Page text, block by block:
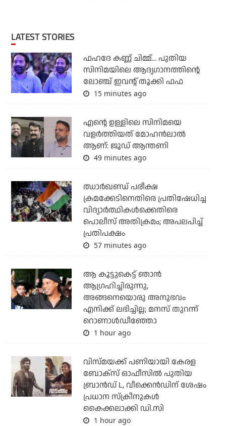
LATEST STORIES
ഫഹദേ കണ്ണ് ചിമ്മ്... പുതിയ
സിനിമയിലെ ആദ്യഗാനത്തിന്റെ
ലോഞ്ച് ഇവന്റ് തൂക്കി ഫഫ
15 minutes ago
എന്റെ ഉള്ളിലെ സിനിമയെ
വളർത്തിയത് മോഹൻലാൽ
ആണ്: ജൂഡ് ആന്തണി
49 minutes ago
ഝാര്‍ഖണ്ഡ് പരീക്ഷ
ക്രമക്കേടിനെതിരെ പ്രതിഷേധിച്ച
വിദ്യാര്‍ത്ഥികള്‍ക്കെതിരെ
പൊലീസ് അതിക്രമം; അപലപിച്ച്
പ്രതിപക്ഷം
57 minutes ago
ആ കൂട്ടുകെട്ട് ഞാന്‍
ആഗ്രഹിച്ചിരുന്നു,
അങ്ങനെയൊരു അനുഭവം
എനിക്ക് ലഭിച്ചില്ല; മനസ് തുറന്ന്
റൊണാള്‍ഡീഞ്ഞോ
1 hour ago
വിസ്മയക്ക് പണിയായി കേരള
ബോക്‌സ് ഓഫീസില്‍ പുതിയ
ബ്രാന്‍ഡ് L, വീക്കെന്‍ഡിന് ശേഷം
പ്രധാന സ്‌ക്രീനുകള്‍
കൈക്കലാക്കി ഡി.സി
1 hour ago